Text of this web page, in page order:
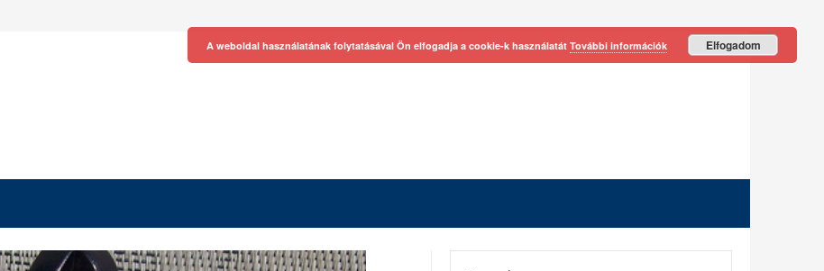
A weboldal használatának folytatásával Ön elfogadja a cookie-k használatát További információk Elfogadom